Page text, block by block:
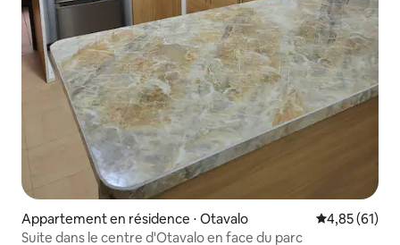
Appartement en résidence ⋅ Otavalo Évaluation
4,85 (61)
Suite dans le centre d'Otavalo en face du parc